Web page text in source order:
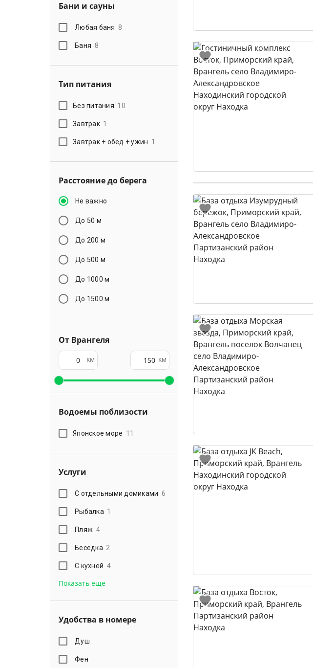
Бани и сауны
Любая баня 8
Баня 8
Тип питания
Без питания 10
Завтрак 1
Завтрак + обед + ужин 1
Расстояние до берега
Не важно
До 50 м
До 200 м
До 500 м
До 1000 м
До 1500 м
От Врангеля
км км
Водоемы поблизости
Японское море 11
Услуги
С отдельными домиками 6
Рыбалка 1
Пляж 4
Беседка 2
С кухней 4
Показать еще
Удобства в номере
Душ
Фен